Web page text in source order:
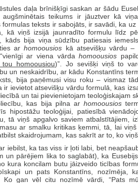
daļa brīnišķīgi saskan ar šādu
augšminētais teikums ir jāuztver kā
formulas teksts ir sabojāts, ir savādi, ka
kā viņš izsijā jaunradīto formulu līdz
kāds bija viņa sūdzību patiesais
arhomoousios kā atsevišķu vārdu –
ar viena vārdahomoousios
tou homoousiou)”. Jo sevišķi viņš to
un neskaidrību, ar kādu Konstantīns
bija paņēmusi visu roku – vismaz
ir ievietot atsevišķu vārdu formulā, kas
un tai pievienietojam teoloģiskajam
kas bija pilna arhomoousios
hipostāžu teoloģijai, patiesībā
tā viņš apgalvo saviem atbalstītājiem,
ar smalku kritikas ķemmi, tā, lai
skaidrojumam, kas sakrīt ar to, ko
iebilst, ka tas viss ir ļoti labi, bet
un pārējiem lika to saglabāt), ka
kura koncilam butu jāizveido ticības
un pats Konstantīns, nozīmēja,
Ko gan vēl citu nozīmē vārdi, “Pats